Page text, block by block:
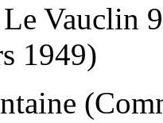
Vauclin
1949)